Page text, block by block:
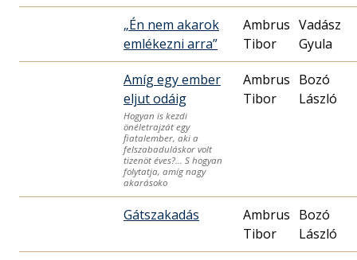
„Én nem akarok
emlékezni arra”
Ambrus
Tibor
Vadász
Gyula
Amíg egy ember
eljut odáig
Hogyan is kezdi
önéletrajzát egy
fiatalember, aki a
felszabaduláskor volt
tizenöt éves?… S hogyan
folytatja, amíg nagy
akarásoko
Ambrus
Tibor
Bozó
László
Gátszakadás
Ambrus
Tibor
Bozó
László